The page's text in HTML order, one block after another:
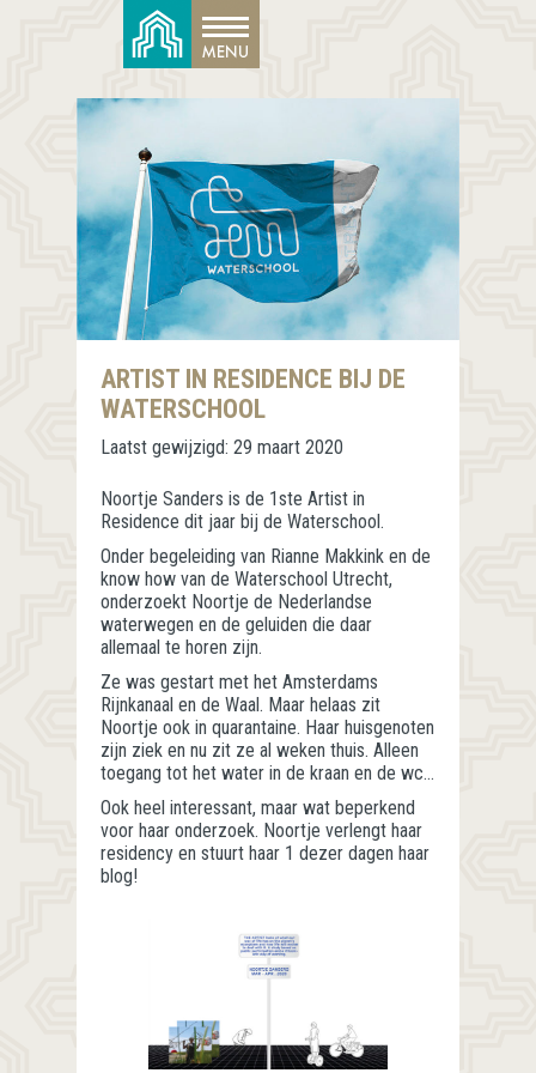
ARTIST IN RESIDENCE BIJ DE
WATERSCHOOL
Laatst gewijzigd: 29 maart 2020
Noortje Sanders is de 1ste Artist in
Residence dit jaar bij de Waterschool.
Onder begeleiding van Rianne Makkink en de
know how van de Waterschool Utrecht,
onderzoekt Noortje de Nederlandse
waterwegen en de geluiden die daar
allemaal te horen zijn.
Ze was gestart met het Amsterdams
Rijnkanaal en de Waal. Maar helaas zit
Noortje ook in quarantaine. Haar huisgenoten
zijn ziek en nu zit ze al weken thuis. Alleen
toegang tot het water in de kraan en de wc…
Ook heel interessant, maar wat beperkend
voor haar onderzoek. Noortje verlengt haar
residency en stuurt haar 1 dezer dagen haar
blog!